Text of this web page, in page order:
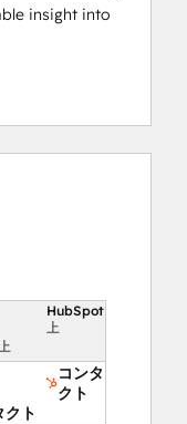
insight into
HubSpot
上
コンタ
クト
クト